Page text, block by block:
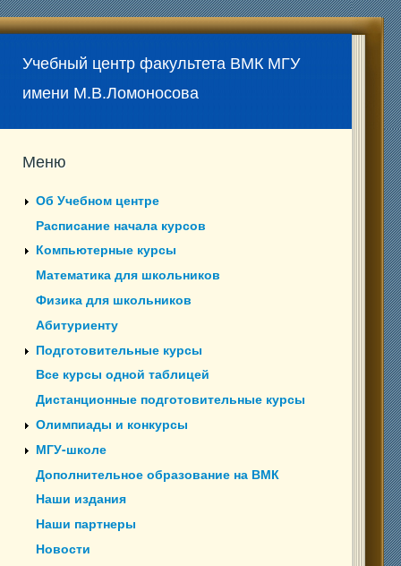
Учебный центр факультета ВМК МГУ
имени М.В.Ломоносова
Меню
Об Учебном центре
Расписание начала курсов
Компьютерные курсы
Математика для школьников
Физика для школьников
Абитуриенту
Подготовительные курсы
Все курсы одной таблицей
Дистанционные подготовительные курсы
Олимпиады и конкурсы
МГУ-школе
Дополнительное образование на ВМК
Наши издания
Наши партнеры
Новости